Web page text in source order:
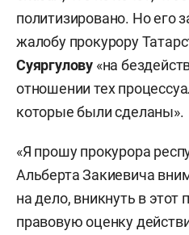
политизировано. Но его
жалобу прокурору
Суяргулову «на
отношении тех
которые были сделаны».
«Я прошу прокурора
Альберта Закиевича
на дело, вникнуть в этот
правовую оценку